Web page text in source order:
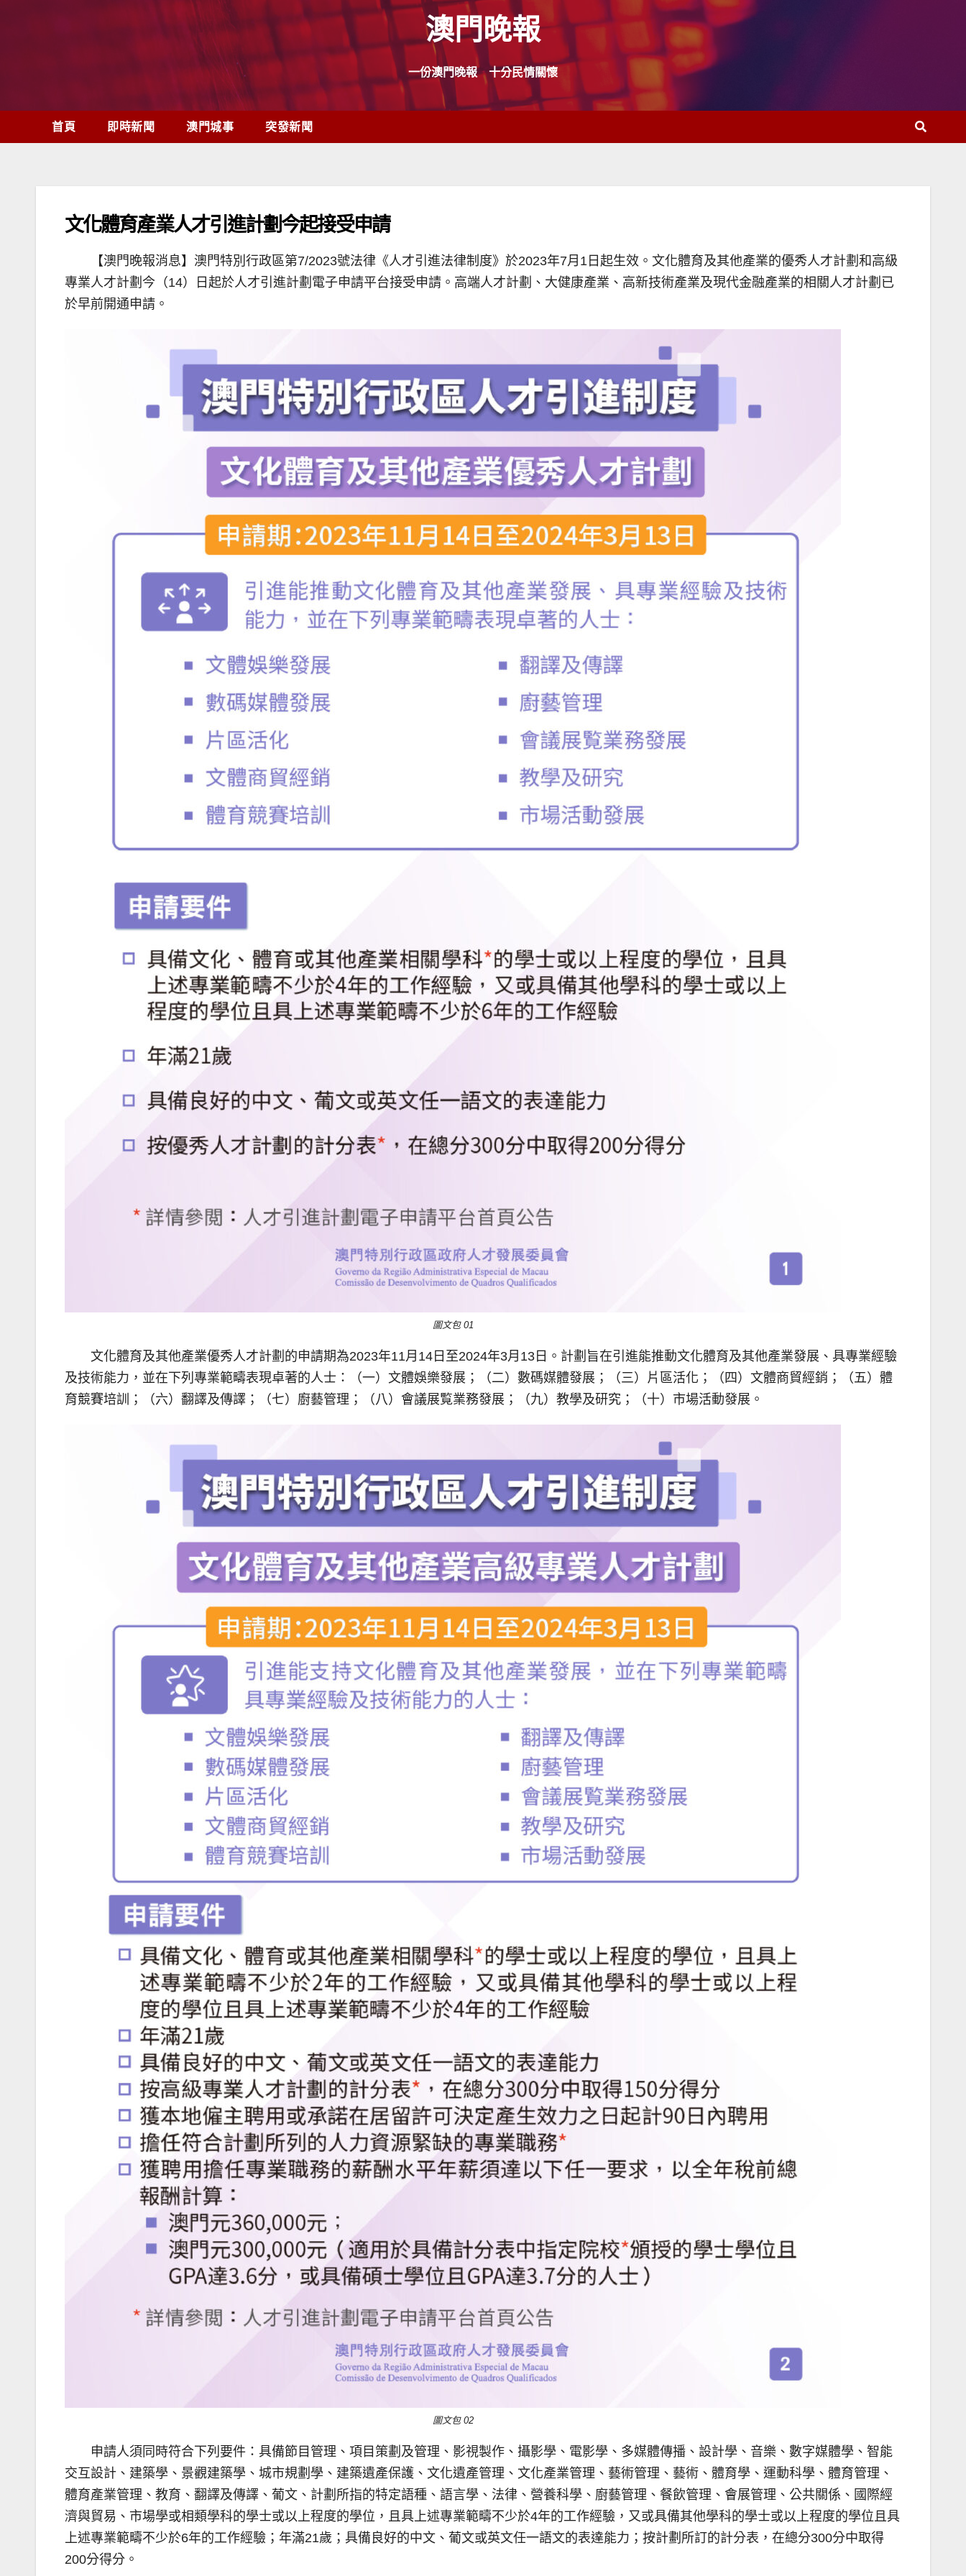
澳門晚報
一份澳門晚報 十分民情關懷
首頁 即時新聞 澳門城事 突發新聞
文化體育產業人才引進計劃今起接受申請
【澳門晚報消息】澳門特別行政區第7/2023號法律《人才引進法律制度》於2023年7月1日起生效。文化體育及其他產業的優秀人才計劃和高級
專業人才計劃今（14）日起於人才引進計劃電子申請平台接受申請。高端人才計劃、大健康產業、高新技術產業及現代金融產業的相關人才計劃已
於早前開通申請。
圖文包 01
文化體育及其他產業優秀人才計劃的申請期為2023年11月14日至2024年3月13日。計劃旨在引進能推動文化體育及其他產業發展、具專業經驗
及技術能力，並在下列專業範疇表現卓著的人士：（一）文體娛樂發展；（二）數碼媒體發展；（三）片區活化；（四）文體商貿經銷；（五）體
育競賽培訓；（六）翻譯及傳譯；（七）廚藝管理；（八）會議展覧業務發展；（九）教學及研究；（十）市場活動發展。
圖文包 02
申請人須同時符合下列要件：具備節目管理、項目策劃及管理、影視製作、攝影學、電影學、多媒體傳播、設計學、音樂、數字媒體學、智能
交互設計、建築學、景觀建築學、城市規劃學、建築遺產保護、文化遺產管理、文化產業管理、藝術管理、藝術、體育學、運動科學、體育管理、
體育產業管理、教育、翻譯及傳譯、葡文、計劃所指的特定語種、語言學、法律、營養科學、廚藝管理、餐飲管理、會展管理、公共關係、國際經
濟與貿易、市場學或相類學科的學士或以上程度的學位，且具上述專業範疇不少於4年的工作經驗，又或具備其他學科的學士或以上程度的學位且具
上述專業範疇不少於6年的工作經驗；年滿21歲；具備良好的中文、葡文或英文任一語文的表達能力；按計劃所訂的計分表，在總分300分中取得
200分得分。